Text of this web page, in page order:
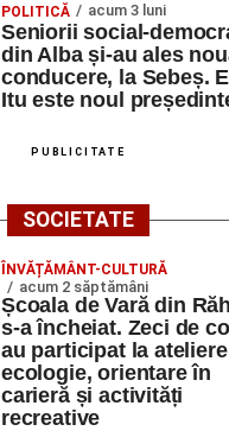
POLITICĂ acum 3 luni
Seniorii social-
din Alba și-au ales
conducere, la Sebeș.
Itu este noul
PUBLICITATE
SOCIETATE
ÎNVĂȚĂMÂNT-CULTURĂ
acum 2 săptămâni
Școala de Vară din
s-a încheiat. Zeci de
au participat la
ecologie, orientare în
carieră și activități
recreative